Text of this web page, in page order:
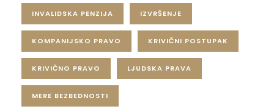
INVALIDSKA PENZIJA IZVRŠENJE
KOMPANIJSKO PRAVO KRIVIČNI POSTUPAK
KRIVIČNO PRAVO LJUDSKA PRAVA
MERE BEZBEDNOSTI